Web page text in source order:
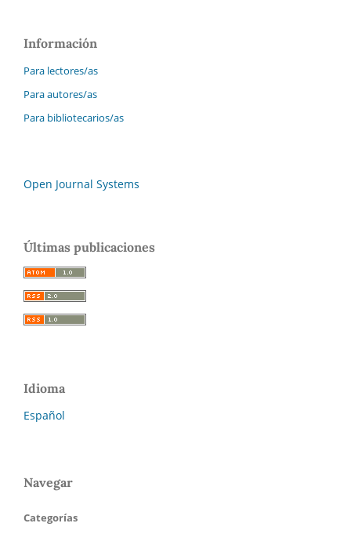
Información
Para lectores/as
Para autores/as
Para bibliotecarios/as
Open Journal Systems
Últimas publicaciones
Idioma
Español
Navegar
Categorías